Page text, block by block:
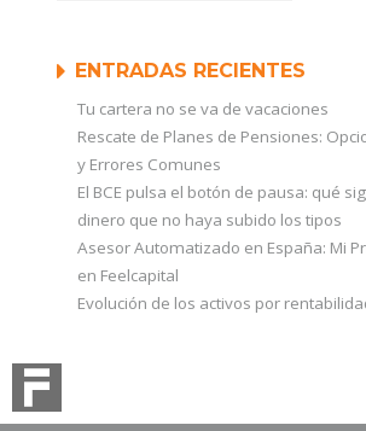
ENTRADAS RECIENTES
Tu cartera no se va de vacaciones
Rescate de Planes de Pensiones:
y Errores Comunes
El BCE pulsa el botón de pausa: qué
dinero que no haya subido los tipos
Asesor Automatizado en España: Mi
en Feelcapital
Evolución de los activos por